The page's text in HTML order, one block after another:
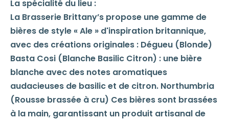
La spécialité du lieu :
La Brasserie Brittany’s propose une gamme de
bières de style « Ale » d'inspiration britannique,
avec des créations originales : Dégueu (Blonde)
Basta Cosi (Blanche Basilic Citron) : une bière
blanche avec des notes aromatiques
audacieuses de basilic et de citron. Northumbria
(Rousse brassée à cru) Ces bières sont brassées
à la main, garantissant un produit artisanal de